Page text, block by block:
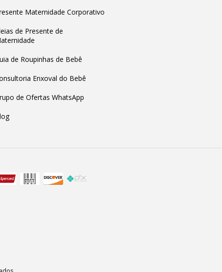
Maternidade Corporativo
de Presente de
de Roupinhas de Bebê
Enxoval do Bebê
de Ofertas WhatsApp